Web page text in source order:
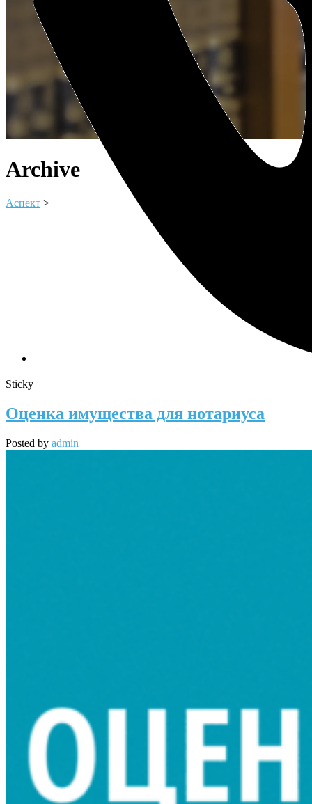
Archive
Аспект >
Sticky
Оценка имущества для нотариуса
Posted by admin